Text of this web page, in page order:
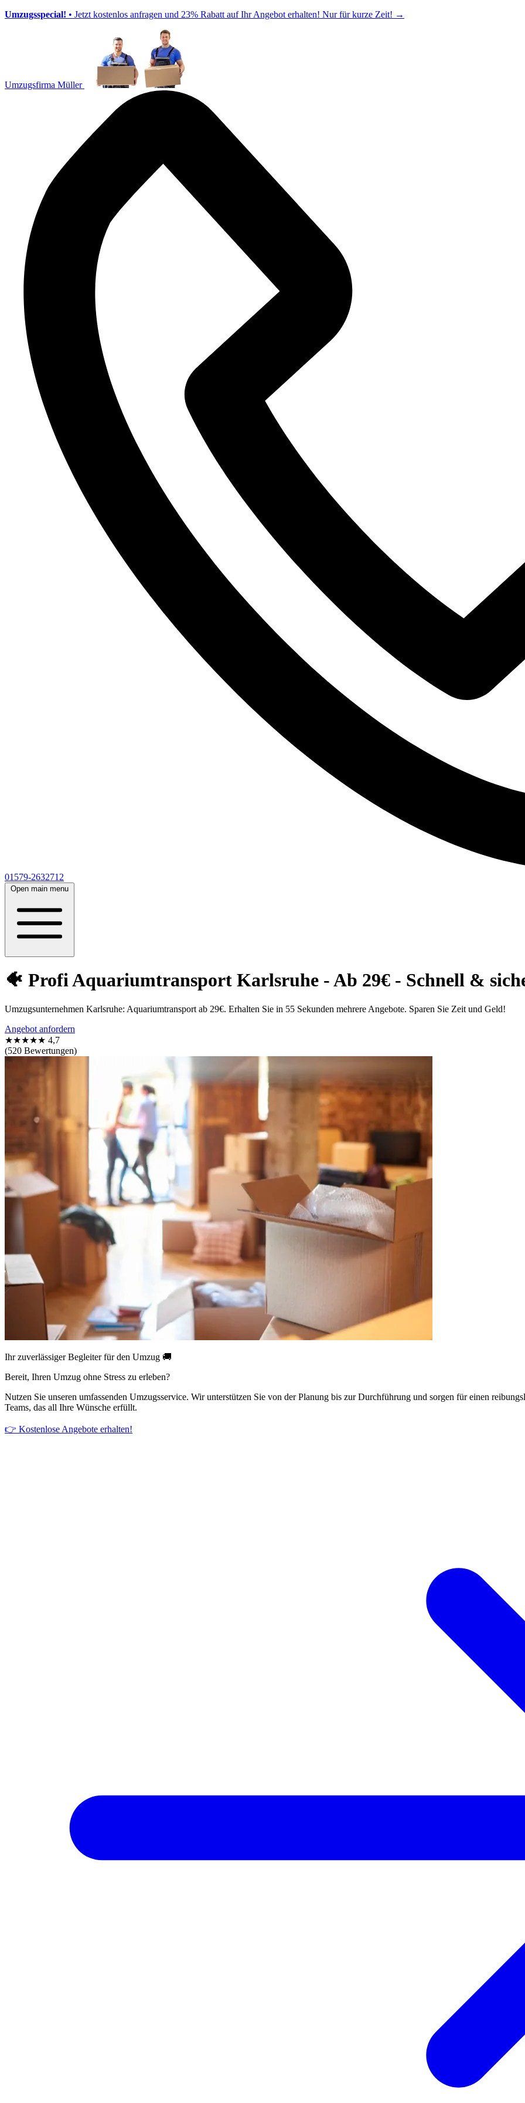
Umzugsspecial! • Jetzt kostenlos anfragen und 23% Rabatt auf Ihr Angebot erhalten! Nur für kurze Zeit! →
Umzugsfirma Müller
01579-2632712
Open main menu
🐠 Profi Aquariumtransport Karlsruhe - Ab 29€ - Schnell &
Umzugsunternehmen Karlsruhe: Aquariumtransport ab 29€. Erhalten Sie in 55 Sekunden mehrere Angebote. Sparen Sie Zeit und Geld!
Angebot anfordern
★★★★★ 4,7
(520 Bewertungen)
Ihr zuverlässiger Begleiter für den Umzug 🚚
Bereit, Ihren Umzug ohne Stress zu erleben?
Nutzen Sie unseren umfassenden Umzugsservice. Wir unterstützen Sie von der Planung bis zur Durchführung und sorgen für einen
Teams, das all Ihre Wünsche erfüllt.
👉 Kostenlose Angebote erhalten!